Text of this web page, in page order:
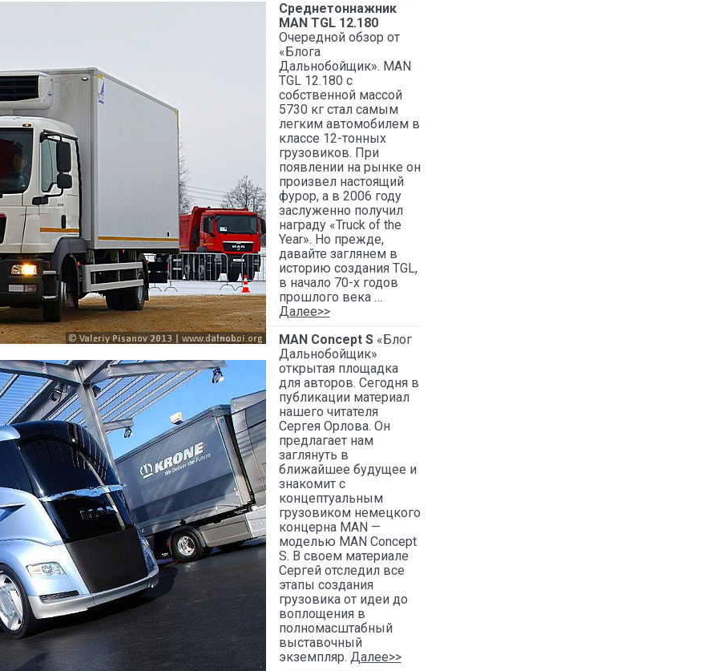
Среднетоннажник
MAN TGL 12.180
Очередной обзор от
«Блога
Дальнобойщик». MAN
TGL 12.180 с
собственной массой
5730 кг стал самым
легким автомобилем в
классе 12-тонных
грузовиков. При
появлении на рынке он
произвел настоящий
фурор, а в 2006 году
заслуженно получил
награду «Truck of the
Year». Но прежде,
давайте заглянем в
историю создания TGL,
в начало 70-х годов
прошлого века …
Далее>>
MAN Concept S«Блог
Дальнобойщик»
открытая площадка
для авторов. Сегодня в
публикации материал
нашего читателя
Сергея Орлова. Он
предлагает нам
заглянуть в
ближайшее будущее и
знакомит с
концептуальным
грузовиком немецкого
концерна MAN —
моделью MAN Concept
S. В своем материале
Сергей отследил все
этапы создания
грузовика от идеи до
воплощения в
полномасштабный
выставочный
экземпляр. Далее>>